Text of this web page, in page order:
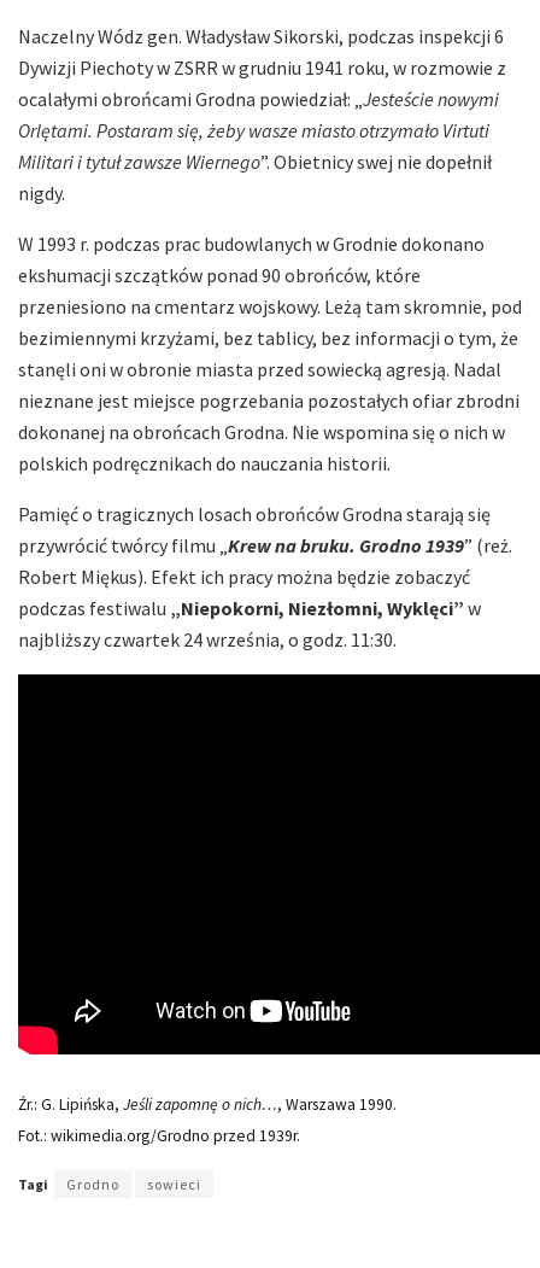
Naczelny Wódz gen. Władysław Sikorski, podczas inspekcji 6
Dywizji Piechoty w ZSRR w grudniu 1941 roku, w rozmowie z
ocalałymi obrońcami Grodna powiedział: „Jesteście nowymi
Orlętami. Postaram się, żeby wasze miasto otrzymało Virtuti
Militari i tytuł zawsze Wiernego”. Obietnicy swej nie dopełnił
nigdy.
W 1993 r. podczas prac budowlanych w Grodnie dokonano
ekshumacji szczątków ponad 90 obrońców, które
przeniesiono na cmentarz wojskowy. Leżą tam skromnie, pod
bezimiennymi krzyżami, bez tablicy, bez informacji o tym, że
stanęli oni w obronie miasta przed sowiecką agresją. Nadal
nieznane jest miejsce pogrzebania pozostałych ofiar zbrodni
dokonanej na obrońcach Grodna. Nie wspomina się o nich w
polskich podręcznikach do nauczania historii.
Pamięć o tragicznych losach obrońców Grodna starają się
przywrócić twórcy filmu „Krew na bruku. Grodno 1939” (reż.
Robert Miękus). Efekt ich pracy można będzie zobaczyć
podczas festiwalu „Niepokorni, Niezłomni, Wyklęci” w
najbliższy czwartek 24 września, o godz. 11:30.
Źr.: G. Lipińska, Jeśli zapomnę o nich…, Warszawa 1990.
Fot.: wikimedia.org/Grodno przed 1939r.
Tagi Grodno sowieci